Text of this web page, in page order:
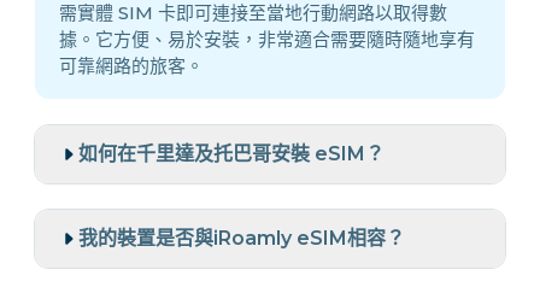
需實體 SIM 卡即可連接至當地行動網路以取得數
據。它方便、易於安裝，非常適合需要隨時隨地享有
可靠網路的旅客。
如何在千里達及托巴哥安裝 eSIM？
我的裝置是否與iRoamly eSIM相容？